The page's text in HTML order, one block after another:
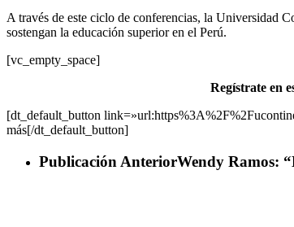
A través de este ciclo de conferencias, la Universidad
sostengan la educación superior en el Perú.
[vc_empty_space]
Regístrate en
[dt_default_button
más[/dt_default_button]
Publicación AnteriorWendy Ramos: